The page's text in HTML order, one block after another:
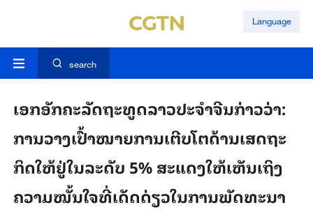
Language
search
ເອກ​ອັກ​ຄະ​ລັດ​ຖະ​ທູດ​ລາວ​ປະ​ຈຳ​ຈີນ​ກ່າວ​ວ່າ: ​
ການ​ວາງເປົ້າ​ໝາຍ​ການ​ເຕີບ​ໂຕ​​ດ້ານ​ເສດ​ຖະ​
ກິດໃຫ້​ຢູ່​ໃນ​ລະ​ດັບ 5% ສະ​ແດງ​ໃຫ້​ເຫັນ​ເຖິງ​
ຄວາມ​ໝັ້ນ​ໃຈ​ທີ່​ເດັດ​ດ່ຽວ​ໃນ​ການ​ພັດ​ທະ​ນາ​